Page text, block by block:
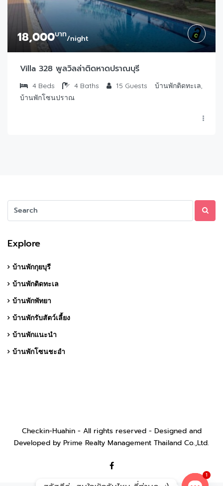
18,000บาท/night
Villa 328 พูลวิลล่าติดหาดปราณบุรี
4 Beds 4 Baths 15 Guests
บ้านพักติดทะเล,
บ้านพักโซนปราณ
Explore
บ้านพักกุยบุรี
บ้านพักติดทะเล
บ้านพักพัทยา
บ้านพักรับสัตว์เลี้ยง
บ้านพักแนะนำ
บ้านพักโซนชะอำ
Checkin-Huahin - All rights reserved - Designed and
Developed by Prime Realty Management Thailand Co.,Ltd.
1